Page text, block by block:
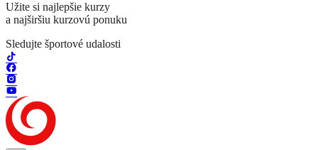
Užite si najlepšie kurzy
a najširšiu kurzovú ponuku
Sledujte športové udalosti